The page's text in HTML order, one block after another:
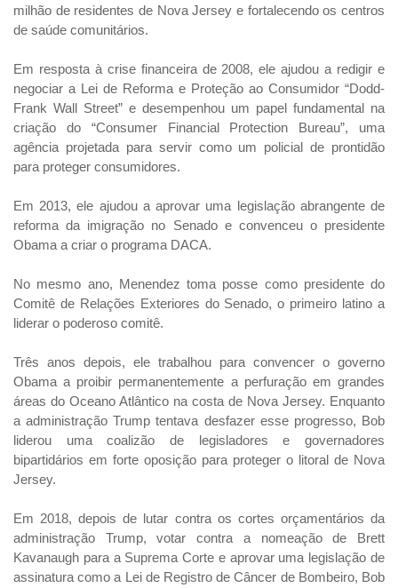
milhão de residentes de Nova Jersey e fortalecendo os centros
de saúde comunitários.
Em resposta à crise financeira de 2008, ele ajudou a redigir e
negociar a Lei de Reforma e Proteção ao Consumidor “Dodd-
Frank Wall Street” e desempenhou um papel fundamental na
criação do “Consumer Financial Protection Bureau”, uma
agência projetada para servir como um policial de prontidão
para proteger consumidores.
Em 2013, ele ajudou a aprovar uma legislação abrangente de
reforma da imigração no Senado e convenceu o presidente
Obama a criar o programa DACA.
No mesmo ano, Menendez toma posse como presidente do
Comitê de Relações Exteriores do Senado, o primeiro latino a
liderar o poderoso comitê.
Três anos depois, ele trabalhou para convencer o governo
Obama a proibir permanentemente a perfuração em grandes
áreas do Oceano Atlântico na costa de Nova Jersey. Enquanto
a administração Trump tentava desfazer esse progresso, Bob
liderou uma coalizão de legisladores e governadores
bipartidários em forte oposição para proteger o litoral de Nova
Jersey.
Em 2018, depois de lutar contra os cortes orçamentários da
administração Trump, votar contra a nomeação de Brett
Kavanaugh para a Suprema Corte e aprovar uma legislação de
assinatura como a Lei de Registro de Câncer de Bombeiro, Bob